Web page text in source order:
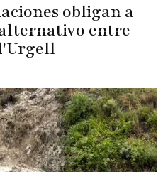
obligan a
entre